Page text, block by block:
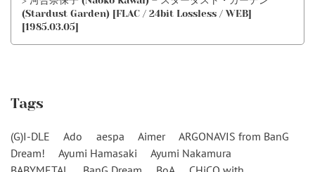
(Stardust Garden) [FLAC / 24bit Lossless / WEB]
[1985.03.05]
Tags
(G)I-DLE Ado aespa Aimer
ARGONAVIS from BanG
Dream!
Ayumi Hamasaki
Ayumi Nakamura